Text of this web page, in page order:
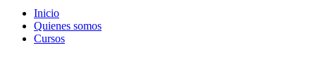
Inicio
Quienes somos
Cursos